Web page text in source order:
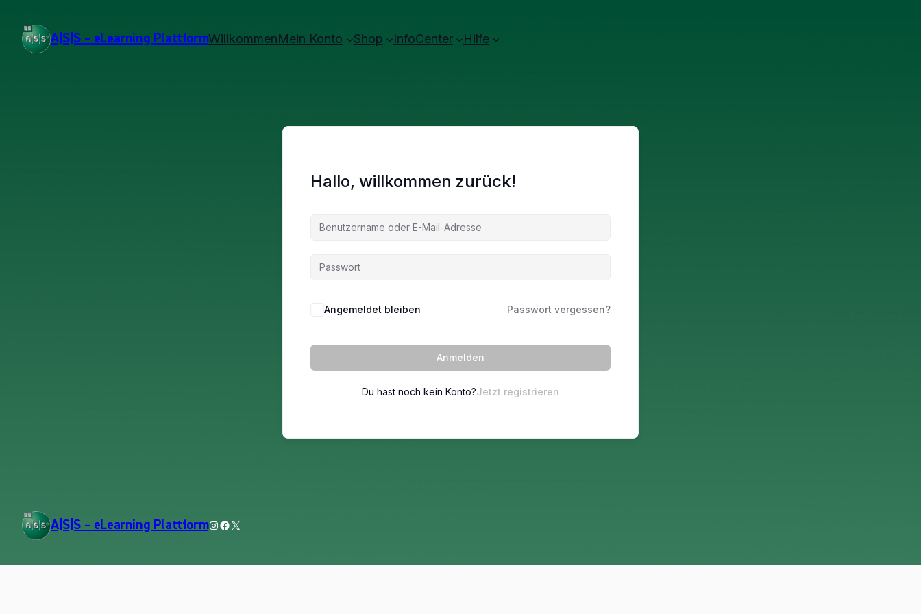
A|S|S – eLearning PlattformWillkommenMein Konto Shop InfoCenter Hilfe
Hallo, willkommen zurück!
Angemeldet bleiben Passwort vergessen?
Anmelden
Du hast noch kein Konto?Jetzt registrieren
A|S|S – eLearning PlattformInstagram
Facebook
X